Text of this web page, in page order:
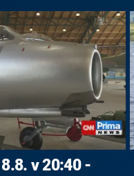
v 20:40 -